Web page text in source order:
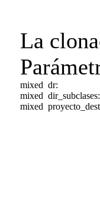
La
mixed dr:
mixed
mixed